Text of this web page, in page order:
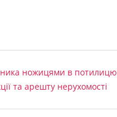
ножицями в потилицю
та арешту нерухомості